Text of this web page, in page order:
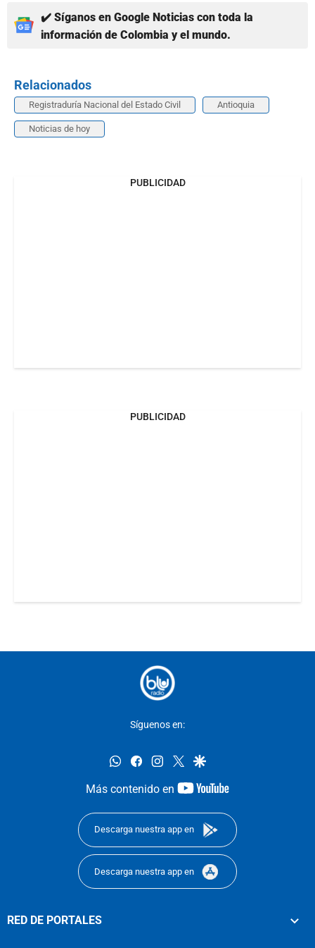
✔️ Síganos en Google Noticias con toda la
información de Colombia y el mundo.
Relacionados
Registraduría Nacional del Estado Civil Antioquia
Noticias de hoy
PUBLICIDAD
PUBLICIDAD
Síguenos en:
whatsappfacebookinstagram
twittergoogle
Más contenido en
youtube-
Descarga nuestra app en
Descarga nuestra app en
RED DE PORTALES